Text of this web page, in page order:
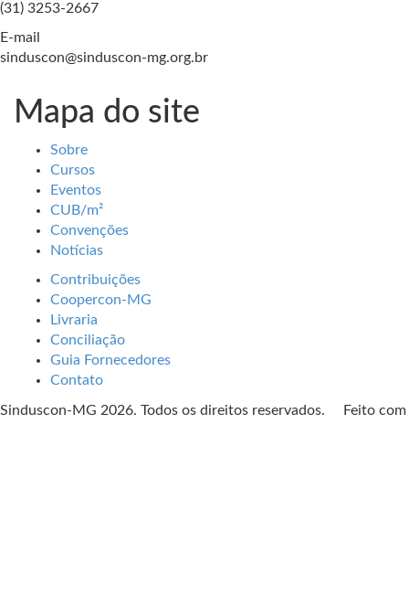
(31) 3253-2667
E-mail
sinduscon@sinduscon-mg.org.br
Mapa do site
Sobre
Cursos
Eventos
CUB/m²
Convenções
Notícias
Contribuições
Coopercon-MG
Livraria
Conciliação
Guia Fornecedores
Contato
Sinduscon-MG 2026. Todos os direitos reservados. Feito com